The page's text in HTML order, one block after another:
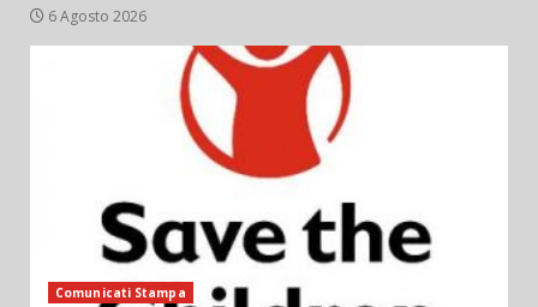
6 Agosto 2026
Comunicati Stampa